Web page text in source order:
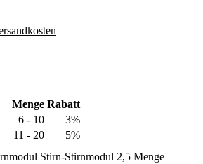
Menge Rabatt
6 - 10
3%
11 - 20
5%
Stirn-Stirnmodul 2,5 Menge